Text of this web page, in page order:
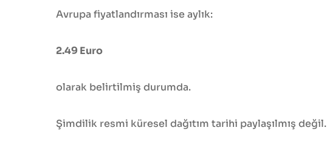
Avrupa fiyatlandırması ise aylık:
2.49 Euro
olarak belirtilmiş durumda.
Şimdilik resmi küresel dağıtım tarihi paylaşılmış değil.